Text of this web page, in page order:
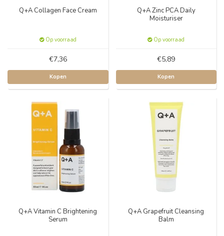
Q+A Collagen Face Cream
Op voorraad
€7,36
Kopen
Q+A Zinc PCA Daily
Moisturiser
Op voorraad
€5,89
Kopen
Q+A Vitamin C Brightening
Serum
Q+A Grapefruit Cleansing
Balm